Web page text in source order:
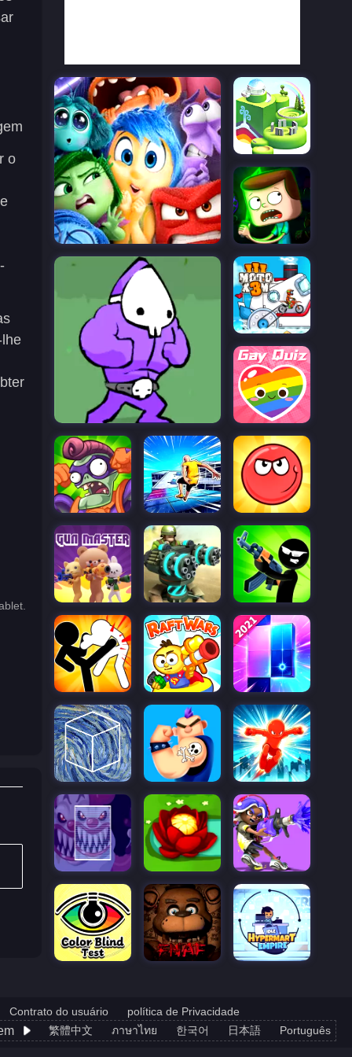
o
Contrato do usuário política de Privacidade
繁體中文 ภาษาไทย 한국어 日本語 Português